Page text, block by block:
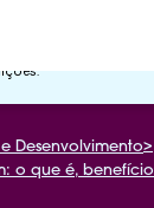
e tecnologias
e Desenvolvimento>
o que é,